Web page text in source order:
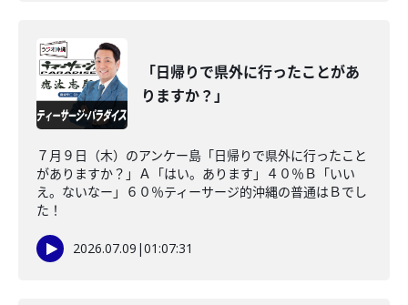
「日帰りで県外に行ったことがあ
りますか？」
７月９日（木）のアンケー島「日帰りで県外に行ったこと
がありますか？」Ａ「はい。あります」４０％Ｂ「いい
え。ないなー」６０％ティーサージ的沖縄の普通はＢでし
た！
2026.07.09 |01:07:31